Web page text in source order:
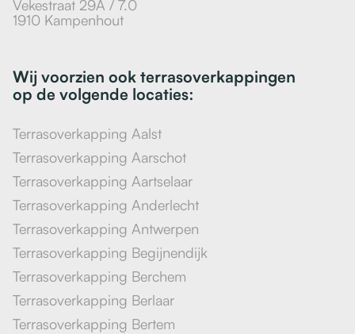
1910 Kampenhout
Wij voorzien ook terrasoverkappingen
op de volgende locaties:
Terrasoverkapping Aalst
Terrasoverkapping Aarschot
Terrasoverkapping Aartselaar
Terrasoverkapping Anderlecht
Terrasoverkapping Antwerpen
Terrasoverkapping Begijnendijk
Terrasoverkapping Berchem
Terrasoverkapping Berlaar
Terrasoverkapping Bertem